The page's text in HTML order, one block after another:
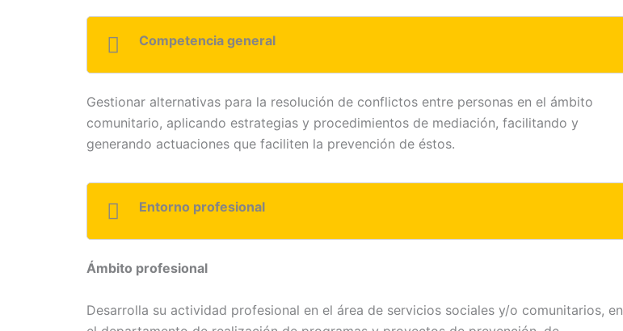
Competencia general
Gestionar alternativas para la resolución de conflictos entre personas en el ámbito
comunitario, aplicando estrategias y procedimientos de mediación, facilitando y
generando actuaciones que faciliten la prevención de éstos.
Entorno profesional
Ámbito profesional
Desarrolla su actividad profesional en el área de servicios sociales y/o comunitarios, en